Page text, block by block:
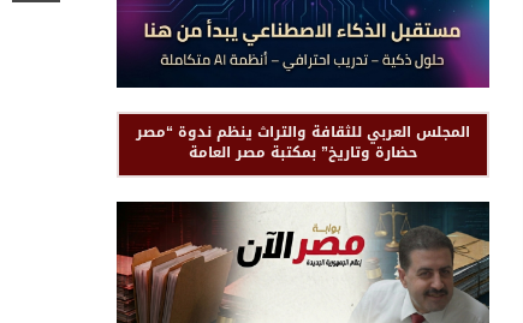
المجلس العربي للثقافة والتراث ينظم ندوة “مصر
حضارة وتاريخ” بمكتبة مصر العامة